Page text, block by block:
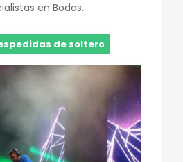
en Bodas.
de soltero